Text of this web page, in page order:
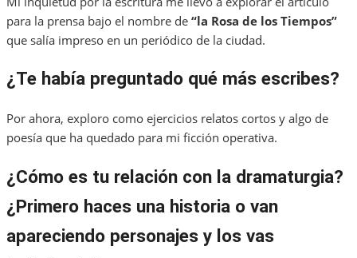
para la prensa bajo el nombre de “la Rosa de los Tiempos”
que salía impreso en un periódico de la ciudad.
¿Te había preguntado qué más escribes?
Por ahora, exploro como ejercicios relatos cortos y algo de
poesía que ha quedado para mi ficción operativa.
¿Cómo es tu relación con la dramaturgia?
¿Primero haces una historia o van
apareciendo personajes y los vas